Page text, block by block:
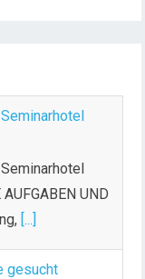
UND
[...]
gesucht